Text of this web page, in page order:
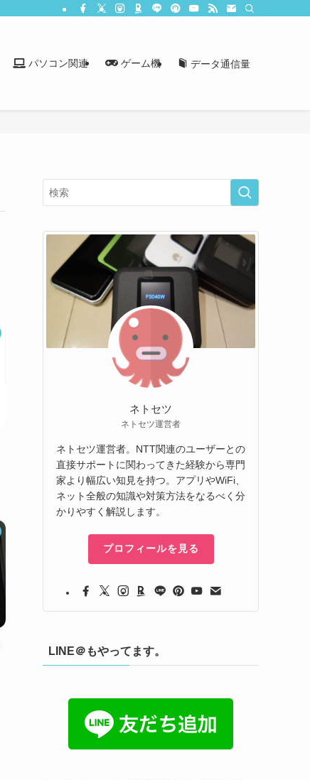
パソコン関連 ゲーム機 データ通信量
ネトセツ
ネトセツ運営者
ネトセツ運営者。NTT関連のユーザーとの
直接サポートに関わってきた経験から専門
家より幅広い知見を持つ。アプリやWiFi、
ネット全般の知識や対策方法をなるべく分
かりやすく解説します。
プロフィールを見る
LINE＠もやってます。